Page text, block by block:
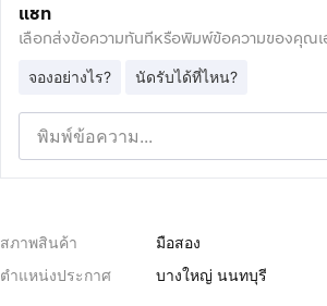
แชท
เลือกส่งข้อความทันทีหรือพิมพ์ข้อความของคุณเ
จองอย่างไร? นัดรับได้ที่ไหน?
สภาพสินค้า มือสอง
ตำแหน่งประกาศ
บางใหญ่ นนทบุรี